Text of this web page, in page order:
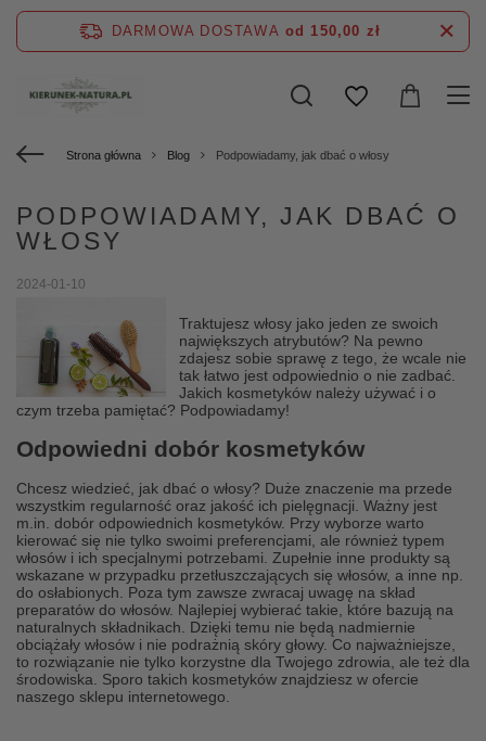
DARMOWA DOSTAWA od 150,00 zł
Strona główna Blog Podpowiadamy, jak dbać o włosy
PODPOWIADAMY, JAK DBAĆ O
WŁOSY
2024-01-10
Traktujesz włosy jako jeden ze swoich
największych atrybutów? Na pewno
zdajesz sobie sprawę z tego, że wcale nie
tak łatwo jest odpowiednio o nie zadbać.
Jakich kosmetyków należy używać i o
czym trzeba pamiętać? Podpowiadamy!
Odpowiedni dobór kosmetyków
Chcesz wiedzieć, jak dbać o włosy? Duże znaczenie ma przede
wszystkim regularność oraz jakość ich pielęgnacji. Ważny jest
m.in. dobór odpowiednich kosmetyków. Przy wyborze warto
kierować się nie tylko swoimi preferencjami, ale również typem
włosów i ich specjalnymi potrzebami. Zupełnie inne produkty są
wskazane w przypadku przetłuszczających się włosów, a inne np.
do osłabionych. Poza tym zawsze zwracaj uwagę na skład
preparatów do włosów. Najlepiej wybierać takie, które bazują na
naturalnych składnikach. Dzięki temu nie będą nadmiernie
obciążały włosów i nie podrażnią skóry głowy. Co najważniejsze,
to rozwiązanie nie tylko korzystne dla Twojego zdrowia, ale też dla
środowiska. Sporo takich kosmetyków znajdziesz w ofercie
naszego sklepu internetowego.